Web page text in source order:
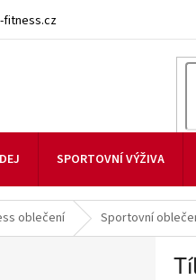
fitness.cz
SPORTOVNÍ VÝŽIVA
oblečení Sportovní